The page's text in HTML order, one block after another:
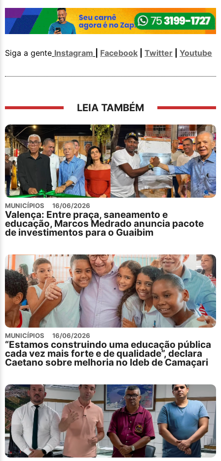
Siga a gente Instagram Facebook Twitter Youtube
LEIA TAMBÉM
MUNICÍPIOS 16/06/2026
Valença: Entre praça, saneamento e
educação, Marcos Medrado anuncia pacote
de investimentos para o Guaibim
MUNICÍPIOS 16/06/2026
“Estamos construindo uma educação pública
cada vez mais forte e de qualidade”, declara
Caetano sobre melhoria no Ideb de Camaçari